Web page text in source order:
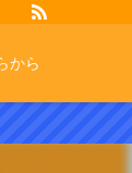
から